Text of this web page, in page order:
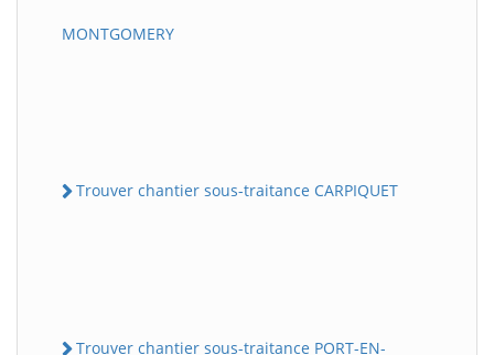
MONTGOMERY
Trouver chantier sous-traitance CARPIQUET
Trouver chantier sous-traitance PORT-EN-